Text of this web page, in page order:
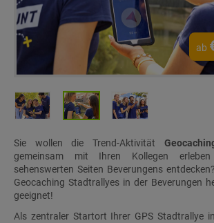
ab
Sie wollen die Trend-Aktivität
gemeinsam mit Ihren Kollegen
sehenswerten Seiten Beverungens
Geocaching Stadtrallyes in der Beverungen
geeignet!
Als zentraler Startort Ihrer GPS Stadtrallye